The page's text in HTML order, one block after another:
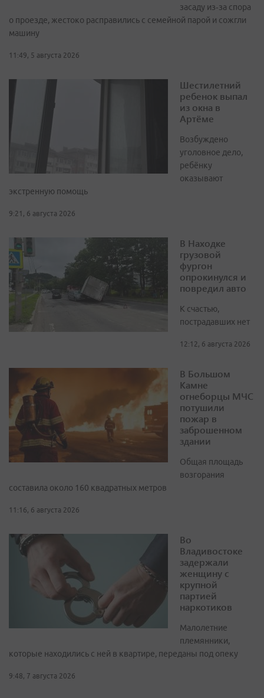
засаду из‑за спора
о проезде, жестоко расправились с семейной парой и сожгли
машину
11:49, 5 августа 2026
Шестилетний
ребенок выпал
из окна в
Артёме
Возбуждено
уголовное дело,
ребёнку
оказывают
экстренную помощь
9:21, 6 августа 2026
В Находке
грузовой
фургон
опрокинулся и
повредил авто
К счастью,
пострадавших нет
12:12, 6 августа 2026
В Большом
Камне
огнеборцы МЧС
потушили
пожар в
заброшенном
здании
Общая площадь
возгорания
составила около 160 квадратных метров
11:16, 6 августа 2026
Во
Владивостоке
задержали
женщину с
крупной
партией
наркотиков
Малолетние
племянники,
которые находились с ней в квартире, переданы под опеку
9:48, 7 августа 2026